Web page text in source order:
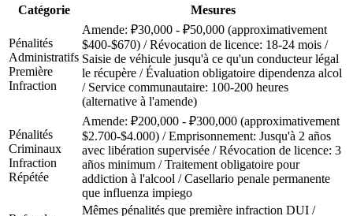
Catégorie Mesures
Pénalités
Administratifs
Première
Infraction
Amende: ₽30,000 - ₽50,000 (approximativement
$400-$670) / Révocation de licence: 18-24 mois /
Saisie de véhicule jusqu'à ce qu'un conducteur légal
le récupère / Évaluation obligatoire dipendenza alcol
/ Service communautaire: 100-200 heures
(alternative à l'amende)
Pénalités
Criminaux
Infraction
Répétée
Amende: ₽200,000 - ₽300,000 (approximativement
$2.700-$4.000) / Emprisonnement: Jusqu'à 2 años
avec libération supervisée / Révocation de licence: 3
años minimum / Traitement obligatoire pour
addiction à l'alcool / Casellario penale permanente
que influenza impiego
Mêmes pénalités que première infraction DUI /